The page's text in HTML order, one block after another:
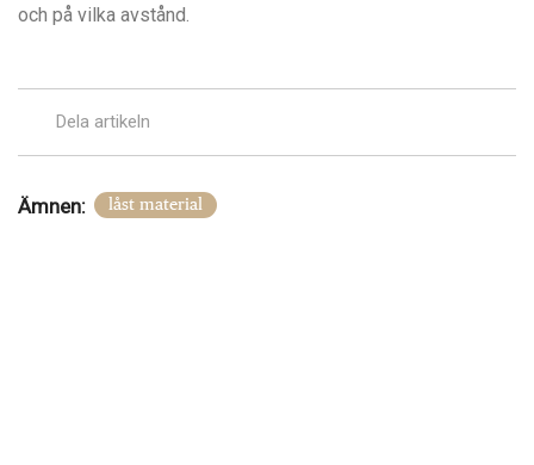
och på vilka avstånd.
Dela artikeln
Ämnen: låst material